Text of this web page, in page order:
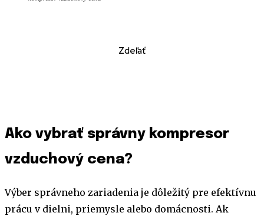
Zdeľať
Ako vybrať správny kompresor
vzduchový cena?
Výber správneho zariadenia je dôležitý pre efektívnu
prácu v dielni, priemysle alebo domácnosti. Ak